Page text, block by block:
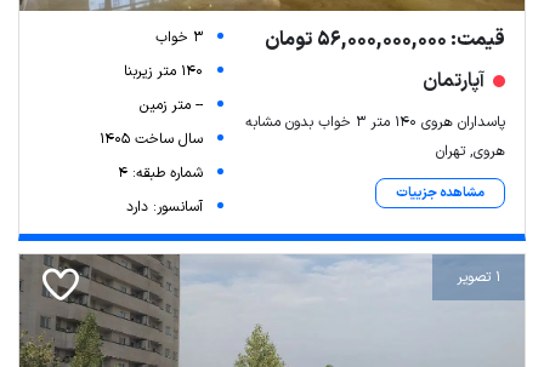
قیمت: 56,000,000,000 تومان
آپارتمان
پاسداران هروی ۱۴۰ متر ۳ خواب بدون مشابه
هروی, تهران
مشاهده جزییات
3 خواب
140 متر زیربنا
-- متر زمین
سال ساخت 1405
شماره طبقه: 4
آسانسور: دارد
1 تصویر